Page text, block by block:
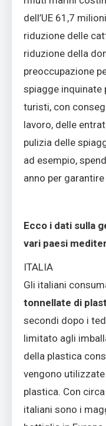
dell’UE 61,7
riduzione delle
riduzione della
preoccupazione
spiagge inquinate
turisti, con
lavoro, delle
pulizia delle
ad esempio,
anno per
Ecco i dati sulla
vari paesi
ITALIA
Gli italiani
tonnellate di
secondi dopo i
limitato agli
della plastica
vengono
plastica. Con
italiani sono i